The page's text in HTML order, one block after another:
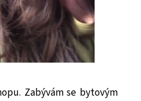
Zabývám se bytovým